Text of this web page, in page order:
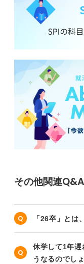
その他関連Q&A
「26卒」とは
休学して1年遅
うなるのでし